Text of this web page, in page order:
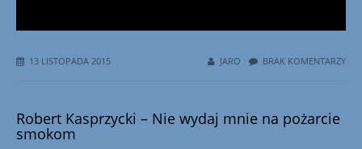
13 LISTOPADA 2015 BRAK KOMENTARZY
JARO
Robert Kasprzycki – Nie wydaj mnie na pożarcie
smokom